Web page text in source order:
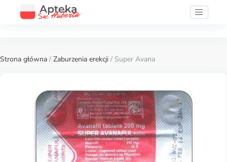
Strona główna / Zaburzenia erekcji / Super Avana